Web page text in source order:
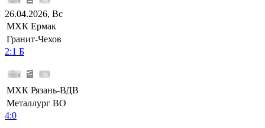
26.04.2026, Вс
МХК Ермак
Гранит-Чехов
2:1 Б
МХК Рязань-ВДВ
Металлург ВО
4:0